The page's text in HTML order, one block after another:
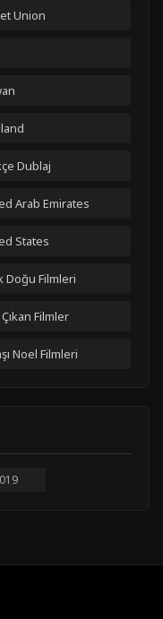
Union
Dublaj
Arab Emirates
States
Doğu Filmleri
Filmler
Noel Filmleri